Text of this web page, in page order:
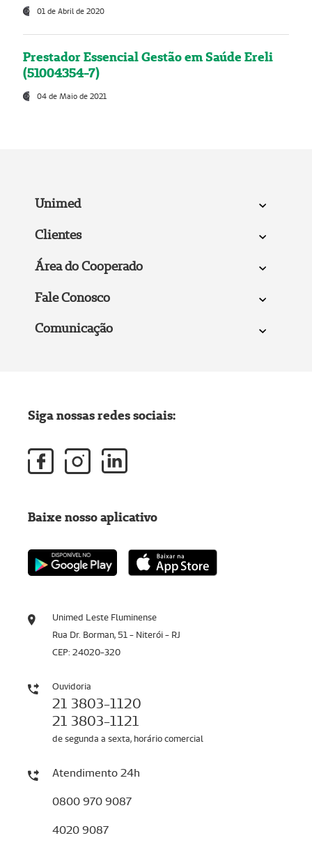
01 de Abril de 2020
Prestador Essencial Gestão em Saúde Ereli
(51004354-7)
04 de Maio de 2021
Unimed
Clientes
Área do Cooperado
Fale Conosco
Comunicação
Unimed Leste Fluminense
Rua Dr. Borman, 51 - Niterói - RJ
CEP: 24020-320
Ouvidoria
21 3803-1120
21 3803-1121
de segunda a sexta, horário comercial
Atendimento 24h
0800 970 9087
4020 9087
Siga nossas redes sociais:
Baixe nosso aplicativo